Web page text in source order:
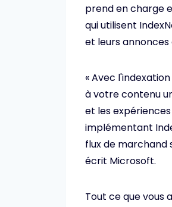
prend en charge
qui utilisent
et leurs annonces
« Avec
à votre contenu
et les
implémentant
flux de marchand
écrit Microsoft.
Tout ce que vous